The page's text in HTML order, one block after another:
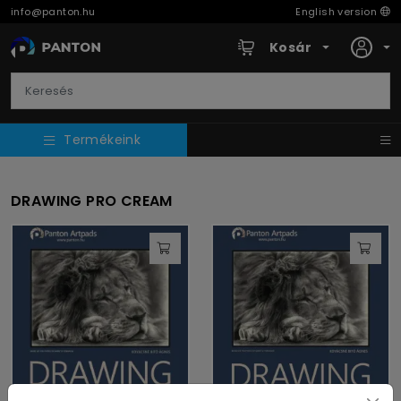
info@panton.hu English version
Kosár
Termékeink
DRAWING PRO CREAM